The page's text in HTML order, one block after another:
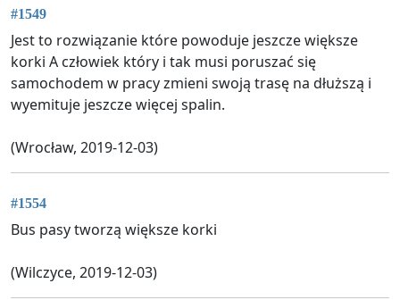
#1549
Jest to rozwiązanie które powoduje jeszcze większe
korki A człowiek który i tak musi poruszać się
samochodem w pracy zmieni swoją trasę na dłuższą i
wyemituje jeszcze więcej spalin.
(Wrocław, 2019-12-03)
#1554
Bus pasy tworzą większe korki
(Wilczyce, 2019-12-03)